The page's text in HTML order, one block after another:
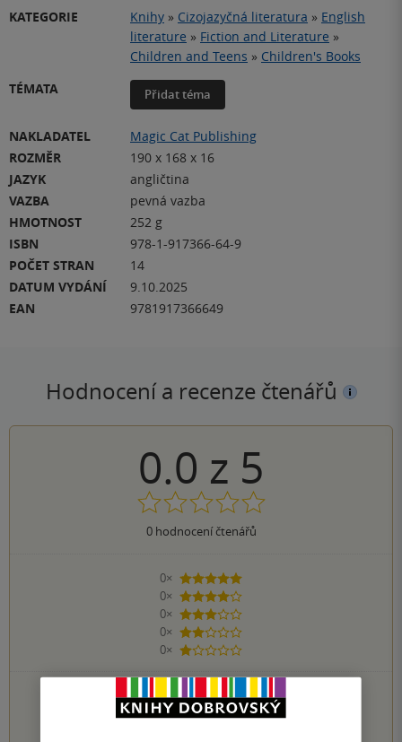
KATEGORIE Knihy » Cizojazyčná literatura » English
literature » Fiction and Literature »
Children and Teens » Children's Books
TÉMATA
Přidat téma
NAKLADATEL
Magic Cat Publishing
ROZMĚR
190 x 168 x 16
JAZYK
angličtina
VAZBA
pevná vazba
HMOTNOST
252 g
ISBN
978-1-917366-64-9
POČET STRAN
14
DATUM VYDÁNÍ
9.10.2025
EAN
9781917366649
Hodnocení a recenze čtenářů
0.0 z 5
0hodnocení čtenářů
0×
5 hvězdiček
0×
4 hvězdičky
0×
3 hvězdičky
0×
2 hvězdičky
0×
1 hvezdička
PŘIDEJTE SVÉ HODNOCENÍ KNIHY